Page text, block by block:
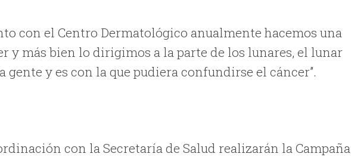
con el Centro Dermatológico anualmente hacemos una
y más bien lo dirigimos a la parte de los lunares, el lunar
y es con la que pudiera confundirse el cáncer”.
con la Secretaría de Salud realizarán la Campaña